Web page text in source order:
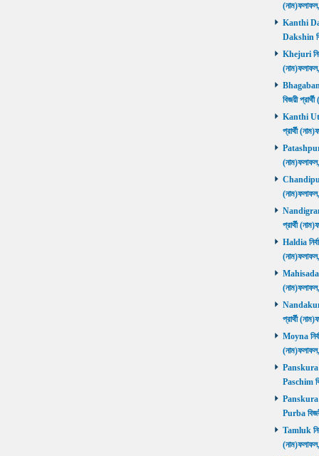
Kanthi
Dakshin
Khejuri
বিজয়ী
Kanthi
প্রার্থী
Patashpur
Chandipur
Nandigram
প্রার্থী
Haldia
Mahisadal
প্রার্থী
Moyna
Panskura
Paschim
Panskura
Purba
Tamluk